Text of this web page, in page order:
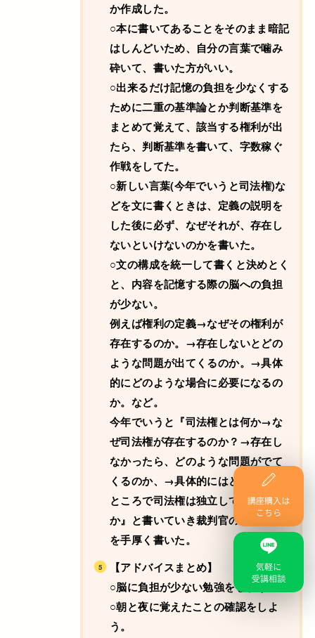
か作成した。
○本に書いてあることをそのまま暗記
はしんどいため、自分の言葉で噛み
砕いて、書いた方がいい。
○出来るだけ記憶の負担を少なくする
ために二重の基準論とか判断基準を
まとめて覚えて、該当する権利が出
たら、判断基準を書いて、字数稼ぐ
作戦をしてた。
○新しい言葉(今年でいうと司法権)な
どを文に書くときは、定義の説明を
した後に必ず、なぜそれが、存在し
ないといけないのかを書いた。
○文の構成を統一して書くと決めとく
と、内容を記憶する際の脳への負担
が少ない。
例えば権利の定義→なぜその権利が
存在するのか。→存在しないとどの
ような問題が出てくるのか。→具体
的にどのような場合に必要になるの
か。など。
今年でいうと『司法権とは何か→な
ぜ司法権が存在するのか？→存在し
なかったら、どのような問題がでて
くるのか、→具体的にはどのような
ところで司法権は独立しているの
か』と書いていき裁判官の身分保障
を手厚く書いた。
【アドバイスまとめ】
○脳に負担が少ない勉強をしよう
○朝と夜に覚えたことの確認をしよ
う。